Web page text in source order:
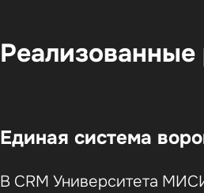
Единая система
В CRM Университета